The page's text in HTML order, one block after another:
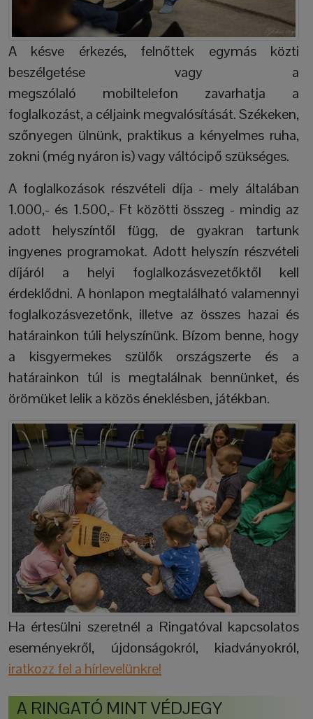
A késve érkezés, felnőttek egymás közti
beszélgetése vagy a
megszólaló mobiltelefon zavarhatja a
foglalkozást, a céljaink megvalósítását. Székeken,
szőnyegen ülnünk, praktikus a kényelmes ruha,
zokni (még nyáron is) vagy váltócipő szükséges.
A foglalkozások részvételi díja - mely általában
1.000,- és 1.500,- Ft közötti összeg - mindig az
adott helyszíntől függ, de gyakran tartunk
ingyenes programokat. Adott helyszín részvételi
díjáról a helyi foglalkozásvezetőktől kell
érdeklődni. A honlapon megtalálható valamennyi
foglalkozásvezetőnk, illetve az összes hazai és
határainkon túli helyszínünk. Bízom benne, hogy
a kisgyermekes szülők országszerte és a
határainkon túl is megtalálnak bennünket, és
örömüket lelik a közös éneklésben, játékban.
Ha értesülni szeretnél a Ringatóval kapcsolatos
eseményekről, újdonságokról, kiadványokról,
iratkozz fel a hírlevelünkre!
A RINGATÓ MINT VÉDJEGY